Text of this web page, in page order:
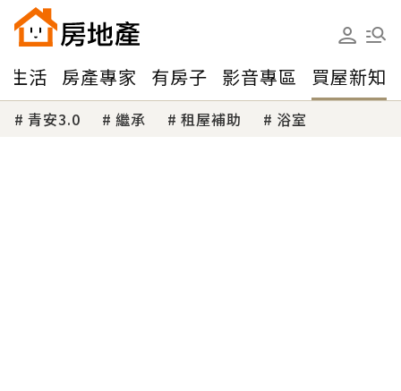
生活 房產專家 有房子 影音專區 買屋新知
青安3.0 繼承 租屋補助 浴室